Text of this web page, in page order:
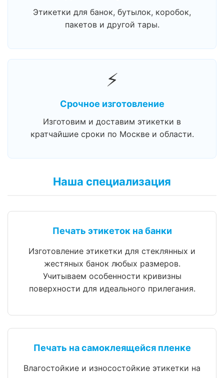
Этикетки для банок, бутылок, коробок,
пакетов и другой тары.
⚡
Срочное изготовление
Изготовим и доставим этикетки в
кратчайшие сроки по Москве и области.
Наша специализация
Печать этикеток на банки
Изготовление этикетки для стеклянных и
жестяных банок любых размеров.
Учитываем особенности кривизны
поверхности для идеального прилегания.
Печать на самоклеящейся пленке
Влагостойкие и износостойкие этикетки на